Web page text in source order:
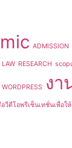
ADMISSION
LAW RESEARCH
WORDPRESS งา
วีดีโอพรีเซ็นเทชั่นเพื่อ